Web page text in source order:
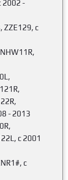
2002 -
ZZE129, с
- 2013
с 2001
c